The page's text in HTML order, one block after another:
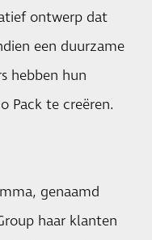
ontwerp dat
een duurzame
hebben hun
Pack te creëren.
genaamd
haar klanten